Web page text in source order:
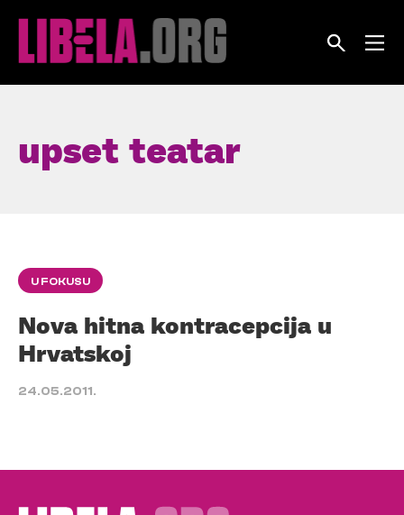
upset teatar
U FOKUSU
Nova hitna kontracepcija u
Hrvatskoj
24.05.2011.